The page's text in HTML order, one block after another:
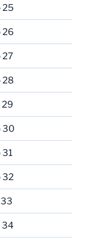
25
26
27
28
29
30
31
32
34